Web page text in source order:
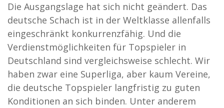
Die Ausgangslage hat sich nicht geändert. Das
deutsche Schach ist in der Weltklasse allenfalls
eingeschränkt konkurrenzfähig. Und die
Verdienstmöglichkeiten für Topspieler in
Deutschland sind vergleichsweise schlecht. Wir
haben zwar eine Superliga, aber kaum Vereine,
die deutsche Topspieler langfristig zu guten
Konditionen an sich binden. Unter anderem